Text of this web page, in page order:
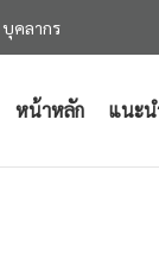
บุคลากร
หน้าหลัก แนะ